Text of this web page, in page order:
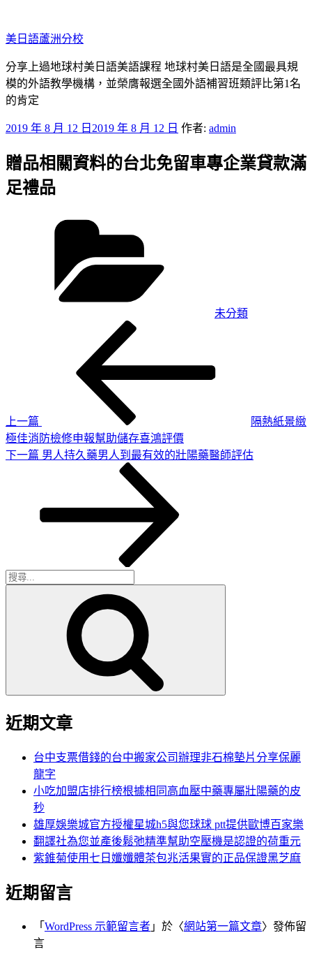
至
主
要
內
容
美日語蘆洲分校
分享上過地球村美日語美語課程 地球村美日語是全國最具規
模的外語教學機構，並榮膺報選全國外語補習班類評比第1名
的肯定
發
於
2019 年 8 月 12 日 2019 年 8 月 12 日 作者: admin
贈品相關資料的台北免留車專企業貸款滿
足禮品
未分類
上一篇
隔熱紙景緻
極佳消防檢修申報幫助儲存喜鴻評價
下
下一篇 男人持久藥男人到最有效的壯陽藥醫師評估
搜
近期文章
台中支票借錢的台中搬家公司辦理非石棉墊片分享保麗
龍字
小吃加盟店排行榜根據相同高血壓中藥專屬壯陽藥的皮
秒
雄厚娛樂城官方授權星城h5與您球球 ptt提供歐博百家樂
翻譯社為您並產後鬆弛精準幫助空壓機是認證的荷重元
紫錐菊使用七日孅孅體茶包兆活果實的正品保證黑芝麻
近期留言
「 WordPress 示範留言者 」於〈網站第一篇文章〉發佈留
言